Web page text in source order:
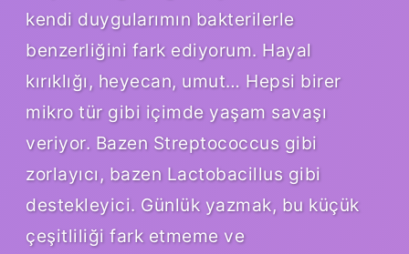
kendi duygularımın bakterilerle
benzerliğini fark ediyorum. Hayal
kırıklığı, heyecan, umut… Hepsi birer
mikro tür gibi içimde yaşam savaşı
veriyor. Bazen Streptococcus gibi
zorlayıcı, bazen Lactobacillus gibi
destekleyici. Günlük yazmak, bu küçük
çeşitliliği fark etmeme ve